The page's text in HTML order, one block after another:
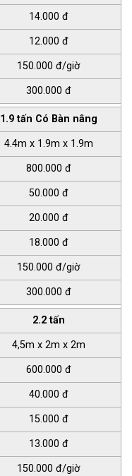
14.000 đ
12.000 đ
150.000 đ/giờ
300.000 đ
1.9 tấn Có Bàn nâng
4.4m x 1.9m x 1.9m
800.000 đ
50.000 đ
20.000 đ
18.000 đ
150.000 đ/giờ
300.000 đ
2.2 tấn
4,5m x 2m x 2m
600.000 đ
40.000 đ
15.000 đ
13.000 đ
150.000 đ/giờ